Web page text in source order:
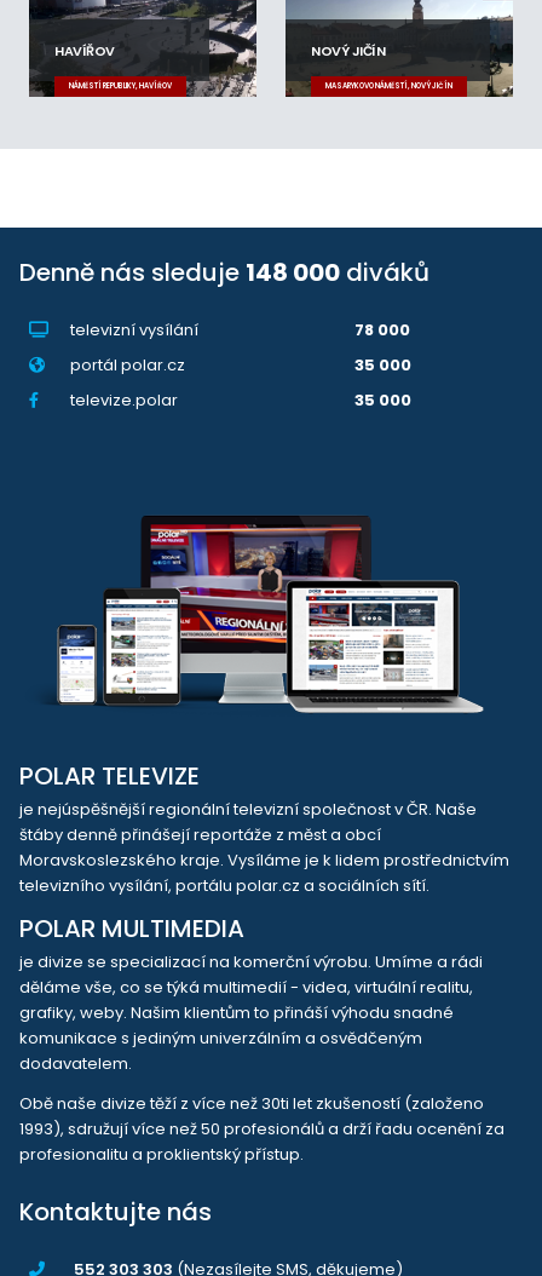
HAVÍŘOV
NÁMĚSTÍ REPUBLIKY, HAVÍŘOV
NOVÝ JIČÍN
MASARYKOVO NÁMĚSTÍ, NOVÝ JIČÍN
Denně nás sleduje 148 000 diváků
televizní vysílání
78 000
portál polar.cz
35 000
televize.polar
35 000
POLAR TELEVIZE
je nejúspěšnější regionální televizní společnost v ČR. Naše
štáby denně přinášejí reportáže z měst a obcí
Moravskoslezského kraje. Vysíláme je k lidem prostřednictvím
televizního vysílání, portálu polar.cz a sociálních sítí.
POLAR MULTIMEDIA
je divize se specializací na komerční výrobu. Umíme a rádi
děláme vše, co se týká multimedií - videa, virtuální realitu,
grafiky, weby. Našim klientům to přináší výhodu snadné
komunikace s jediným univerzálním a osvědčeným
dodavatelem.
Obě naše divize těží z více než 30ti let zkušeností (založeno
1993), sdružují více než 50 profesionálů a drží řadu ocenění za
profesionalitu a proklientský přístup.
Kontaktujte nás
552 303 303 (Nezasílejte SMS, děkujeme)